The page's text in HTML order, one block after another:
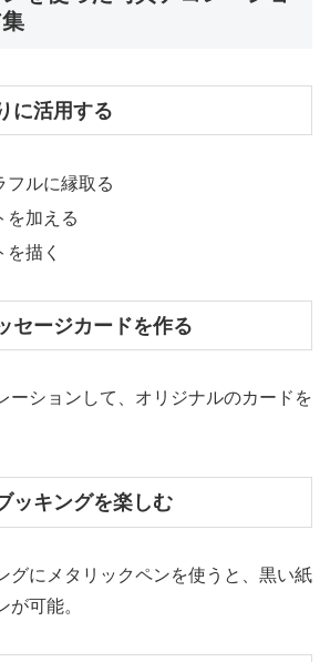
に活用する
フルに縁取る
を加える
描く
セージカードを作る
ーションして、オリジナルのカードを
ッキングを楽しむ
グにメタリックペンを使うと、黒い紙
が可能。